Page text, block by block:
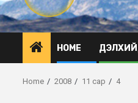
HOME
Home 2008 11 сар 4